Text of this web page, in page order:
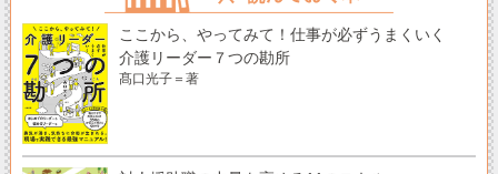
ここから、やってみて！仕事が必ずうまくいく
介護リーダー７つの勘所
髙口光子＝著